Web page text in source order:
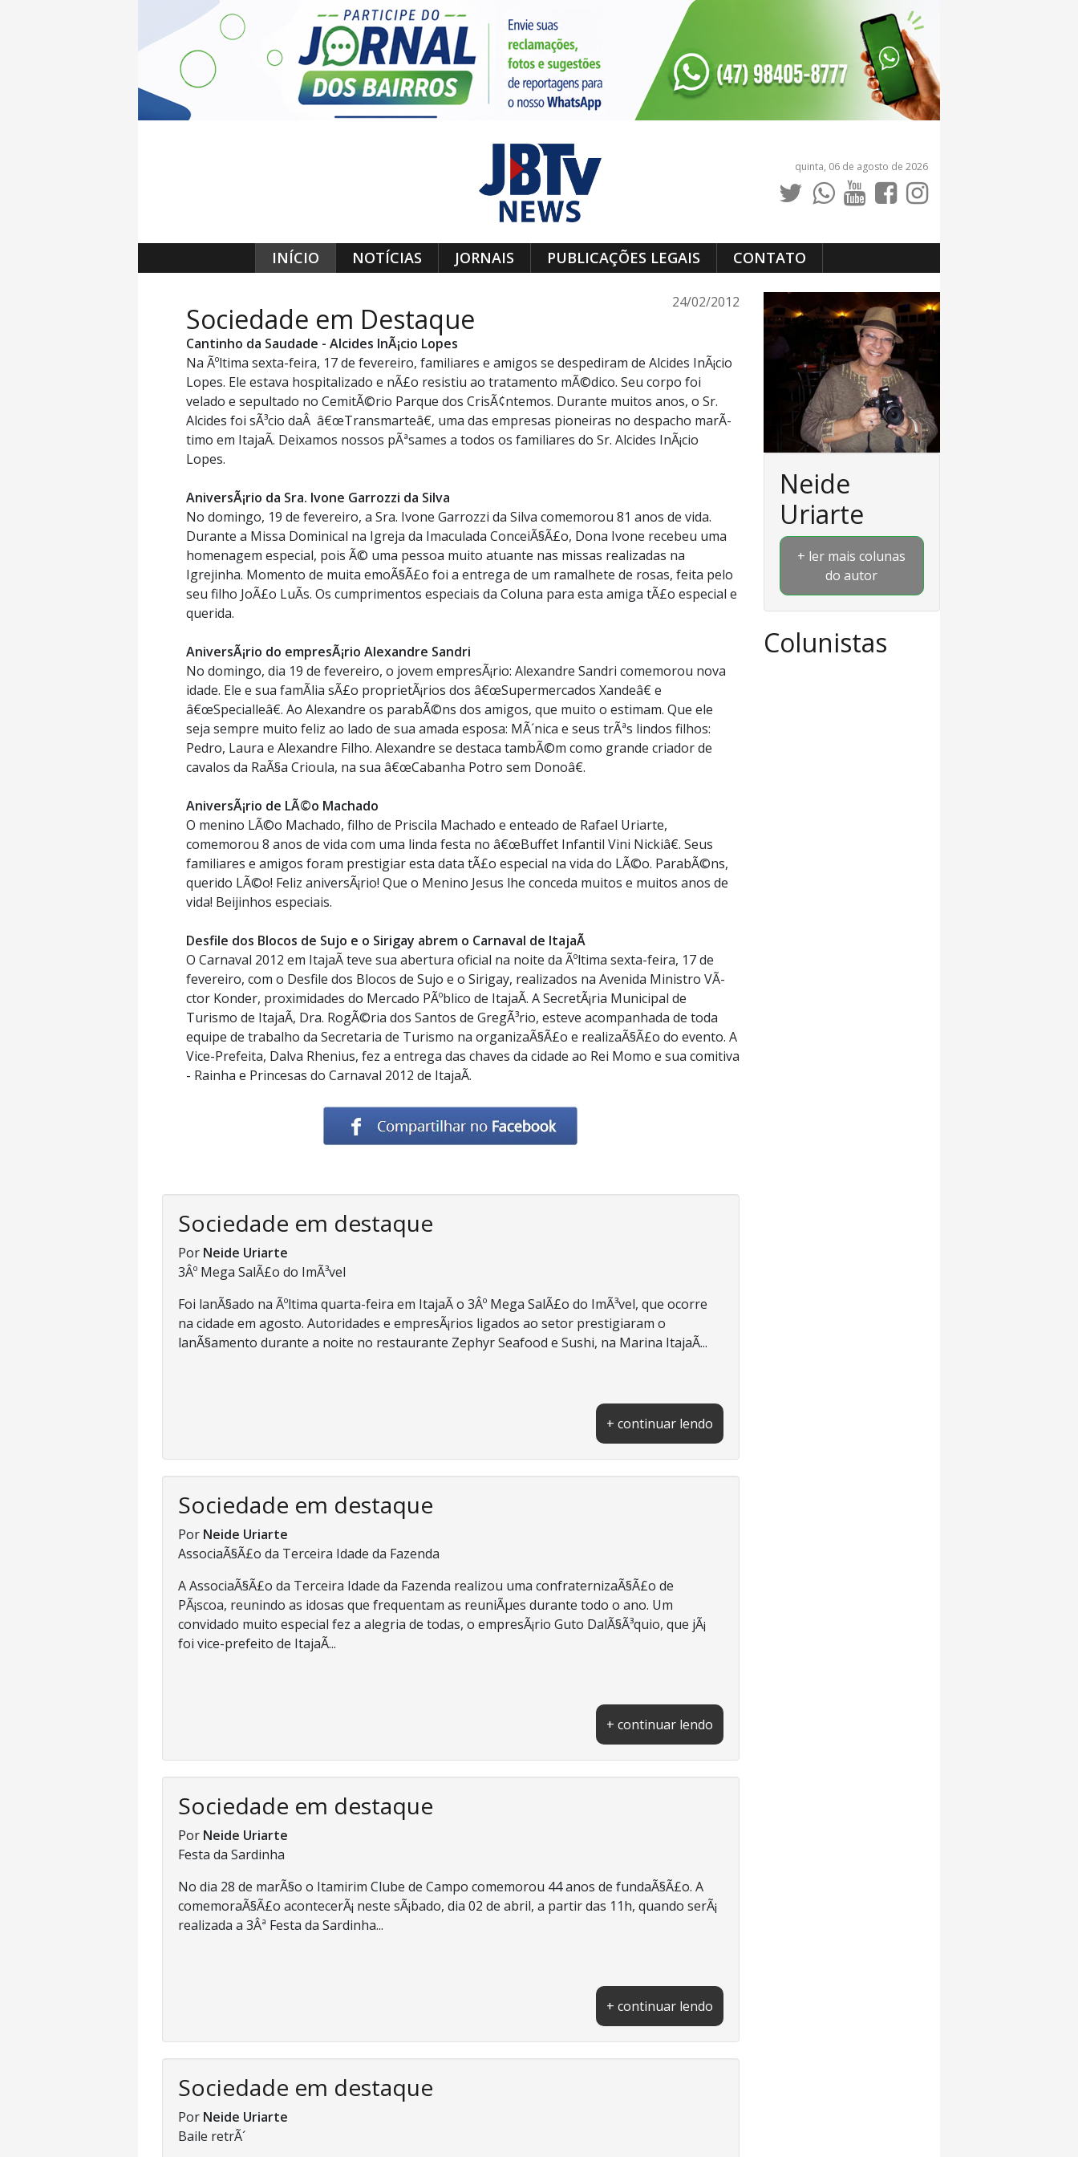
quinta, 06 de agosto de 2026
INÍCIO NOTÍCIAS JORNAIS PUBLICAÇÕES LEGAIS CONTATO
24/02/2012
Sociedade em Destaque
Cantinho da Saudade - Alcides InÃ¡cio Lopes
Na Ãºltima sexta-feira, 17 de fevereiro, familiares e amigos se despediram de Alcides InÃ¡cio
Lopes. Ele estava hospitalizado e nÃ£o resistiu ao tratamento mÃ©dico. Seu corpo foi
velado e sepultado no CemitÃ©rio Parque dos CrisÃ¢ntemos. Durante muitos anos, o Sr.
Alcides foi sÃ³cio daÂ â€œTransmarteâ€, uma das empresas pioneiras no despacho marÃ­
timo em ItajaÃ­. Deixamos nossos pÃªsames a todos os familiares do Sr. Alcides InÃ¡cio
Lopes.
AniversÃ¡rio da Sra. Ivone Garrozzi da Silva
No domingo, 19 de fevereiro, a Sra. Ivone Garrozzi da Silva comemorou 81 anos de vida.
Durante a Missa Dominical na Igreja da Imaculada ConceiÃ§Ã£o, Dona Ivone recebeu uma
homenagem especial, pois Ã© uma pessoa muito atuante nas missas realizadas na
Igrejinha. Momento de muita emoÃ§Ã£o foi a entrega de um ramalhete de rosas, feita pelo
seu filho JoÃ£o LuÃ­s. Os cumprimentos especiais da Coluna para esta amiga tÃ£o especial e
querida.
AniversÃ¡rio do empresÃ¡rio Alexandre Sandri
No domingo, dia 19 de fevereiro, o jovem empresÃ¡rio: Alexandre Sandri comemorou nova
idade. Ele e sua famÃ­lia sÃ£o proprietÃ¡rios dos â€œSupermercados Xandeâ€ e
â€œSpecialleâ€. Ao Alexandre os parabÃ©ns dos amigos, que muito o estimam. Que ele
seja sempre muito feliz ao lado de sua amada esposa: MÃ´nica e seus trÃªs lindos filhos:
Pedro, Laura e Alexandre Filho. Alexandre se destaca tambÃ©m como grande criador de
cavalos da RaÃ§a Crioula, na sua â€œCabanha Potro sem Donoâ€.
AniversÃ¡rio de LÃ©o Machado
O menino LÃ©o Machado, filho de Priscila Machado e enteado de Rafael Uriarte,
comemorou 8 anos de vida com uma linda festa no â€œBuffet Infantil Vini Nickiâ€. Seus
familiares e amigos foram prestigiar esta data tÃ£o especial na vida do LÃ©o. ParabÃ©ns,
querido LÃ©o! Feliz aniversÃ¡rio! Que o Menino Jesus lhe conceda muitos e muitos anos de
vida! Beijinhos especiais.
Desfile dos Blocos de Sujo e o Sirigay abrem o Carnaval de ItajaÃ­
O Carnaval 2012 em ItajaÃ­ teve sua abertura oficial na noite da Ãºltima sexta-feira, 17 de
fevereiro, com o Desfile dos Blocos de Sujo e o Sirigay, realizados na Avenida Ministro VÃ­
ctor Konder, proximidades do Mercado PÃºblico de ItajaÃ­. A SecretÃ¡ria Municipal de
Turismo de ItajaÃ­, Dra. RogÃ©ria dos Santos de GregÃ³rio, esteve acompanhada de toda
equipe de trabalho da Secretaria de Turismo na organizaÃ§Ã£o e realizaÃ§Ã£o do evento. A
Vice-Prefeita, Dalva Rhenius, fez a entrega das chaves da cidade ao Rei Momo e sua comitiva
- Rainha e Princesas do Carnaval 2012 de ItajaÃ­.
Sociedade em destaque
Por Neide Uriarte
3Âº Mega SalÃ£o do ImÃ³vel
Foi lanÃ§ado na Ãºltima quarta-feira em ItajaÃ­ o 3Âº Mega SalÃ£o do ImÃ³vel, que ocorre
na cidade em agosto. Autoridades e empresÃ¡rios ligados ao setor prestigiaram o
lanÃ§amento durante a noite no restaurante Zephyr Seafood e Sushi, na Marina ItajaÃ­...
+ continuar lendo
Sociedade em destaque
Por Neide Uriarte
AssociaÃ§Ã£o da Terceira Idade da Fazenda
A AssociaÃ§Ã£o da Terceira Idade da Fazenda realizou uma confraternizaÃ§Ã£o de
PÃ¡scoa, reunindo as idosas que frequentam as reuniÃµes durante todo o ano. Um
convidado muito especial fez a alegria de todas, o empresÃ¡rio Guto DalÃ§Ã³quio, que jÃ¡
foi vice-prefeito de ItajaÃ­...
+ continuar lendo
Sociedade em destaque
Por Neide Uriarte
Festa da Sardinha
No dia 28 de marÃ§o o Itamirim Clube de Campo comemorou 44 anos de fundaÃ§Ã£o. A
comemoraÃ§Ã£o acontecerÃ¡ neste sÃ¡bado, dia 02 de abril, a partir das 11h, quando serÃ¡
realizada a 3Âª Festa da Sardinha...
+ continuar lendo
Sociedade em destaque
Por Neide Uriarte
Baile retrÃ´
Neide
Uriarte
+ ler mais colunas
do autor
Colunistas